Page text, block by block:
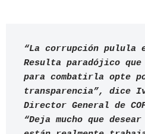
“La corrupción pulula
Resulta paradójico
para combatirla opte
transparencia”, dice
Director General de
“Deja mucho que